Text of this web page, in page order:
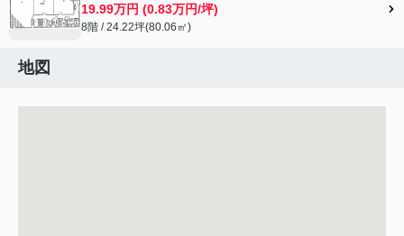
19.99万円 (0.83万円/坪)
8階 / 24.22坪(80.06㎡)
地図